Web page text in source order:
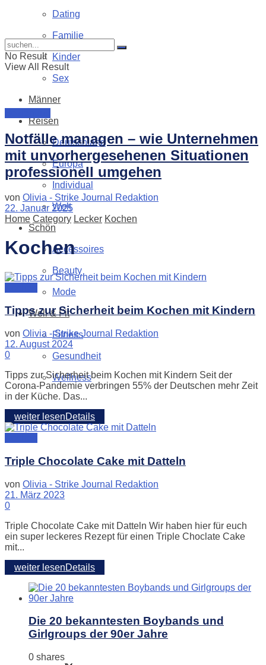
Dating
Familie
Kinder
Sex
Männer
Reisen
Deutschland
Europa
Individual
Welt
Schön
Accessoires
Beauty
Mode
Well & Fit
Fitness
Gesundheit
Wellness
No Result
View All Result
Notfälle managen – wie Unternehmen
mit unvorhergesehenen Situationen
professionell umgehen
von Olivia - Strike Journal Redaktion
22. Januar 2025
Home Category Lecker Kochen
Kochen
Tipps zur Sicherheit beim Kochen mit Kindern
von Olivia - Strike Journal Redaktion
12. August 2024
0
Tipps zur Sicherheit beim Kochen mit Kindern Seit der
Corona-Pandemie verbringen 55% der Deutschen mehr Zeit
in der Küche. Das...
weiter lesenDetails
Triple Chocolate Cake mit Datteln
von Olivia - Strike Journal Redaktion
21. März 2023
0
Triple Chocolate Cake mit Datteln Wir haben hier für euch
ein super leckeres Rezept für einen Triple Choclate Cake
mit...
weiter lesenDetails
Die 20 bekanntesten Boybands und
Girlgroups der 90er Jahre
0 shares